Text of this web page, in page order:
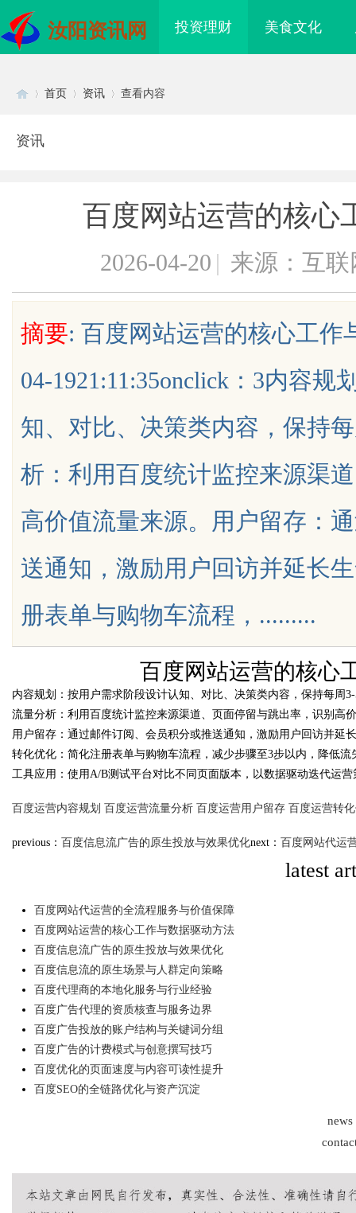
汝阳资讯网 投资理财 美食文化
uz
首页 资讯 查看内容
资讯
百度网站运营的核心
2026-04-20 | 来源：互联
摘要: 百度网站运营的核心工作
04-1921:11:35onclick：3内容
知、对比、决策类内容，保持
析：利用百度统计监控来源渠
高价值流量来源。用户留存：
送通知，激励用户回访并延长
册表单与购物车流程，.........
百度网站运营的核心
time： 2026-04-19
内容规划：按用户需求阶段设计认知、对比、决策类内容，保持每周
流量分析：利用百度统计监控来源渠道、页面停留与跳出率，识别高
用户留存：通过邮件订阅、会员积分或推送通知，激励用户回访并延
转化优化：简化注册表单与购物车流程，减少步骤至3步以内，降低流
工具应用：使用A/B测试平台对比不同页面版本，以数据驱动迭代运营
百度运营内容规划 百度运营流量分析 百度运营用户留存 百度运营转
previous： 百度信息流广告的原生投放与效果优化next： 百度网站代运
latest
百度网站代运营的全流程服务与价值保障
百度网站运营的核心工作与数据驱动方法
百度信息流广告的原生投放与效果优化
百度信息流的原生场景与人群定向策略
百度代理商的本地化服务与行业经验
百度广告代理的资质核查与服务边界
百度广告投放的账户结构与关键词分组
百度广告的计费模式与创意撰写技巧
百度优化的页面速度与内容可读性提升
百度SEO的全链路优化与资产沉淀
news
他免费派单？ 化策略